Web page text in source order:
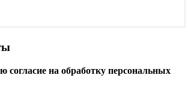
согласие на обработку персональных